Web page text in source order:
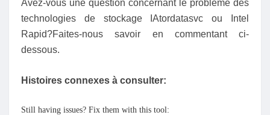
Avez-vous une question concernant le problème des
technologies de stockage IAtordatasvc ou Intel
Rapid?Faites-nous savoir en commentant ci-
dessous.
Histoires connexes à consulter:
Still having issues? Fix them with this tool: